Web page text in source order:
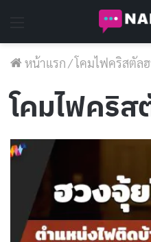
หน้าแรก/โคมไฟคริสตัล
โคมไฟคริส